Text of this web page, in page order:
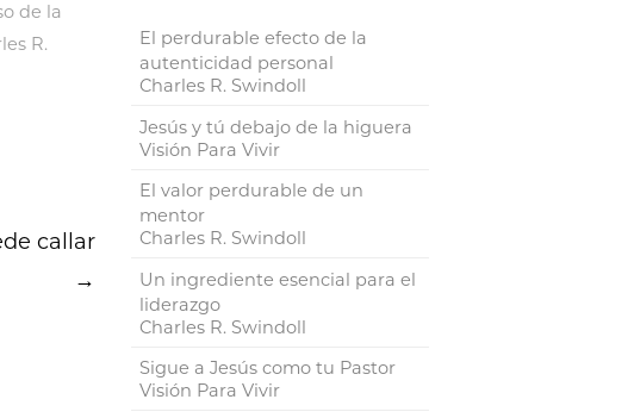
de la
R.
callar
→
El perdurable efecto de la
autenticidad personal
Charles R. Swindoll
Jesús y tú debajo de la higuera
Visión Para Vivir
El valor perdurable de un
mentor
Charles R. Swindoll
Un ingrediente esencial para el
liderazgo
Charles R. Swindoll
Sigue a Jesús como tu Pastor
Visión Para Vivir